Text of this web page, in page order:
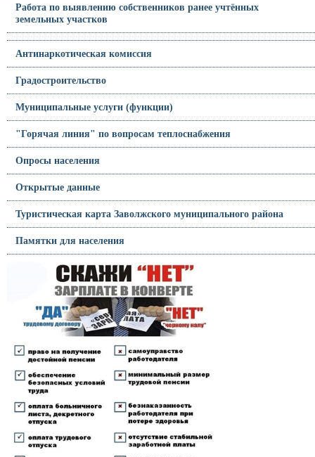
Работа по выявлению собственников ранее учтённых
земельных участков
Антинаркотическая комиссия
Градостроительство
Муниципальные услуги (функции)
"Горячая линия" по вопросам теплоснабжения
Опросы населения
Открытые данные
Туристическая карта Заволжского муниципального района
Памятки для населения